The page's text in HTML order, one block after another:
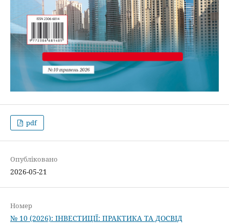
pdf
Опубліковано
2026-05-21
Номер
№ 10 (2026): ІНВЕСТИЦІЇ: ПРАКТИКА ТА ДОСВІД